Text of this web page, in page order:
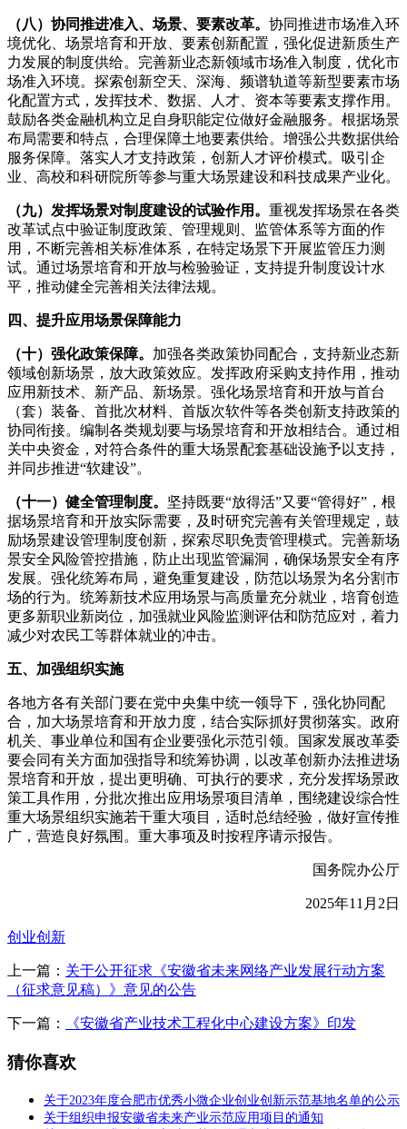
（八）协同推进准入、场景、要素改革。 协同推进市场准入环
境优化、场景培育和开放、要素创新配置，强化促进新质生产
力发展的制度供给。完善新业态新领域市场准入制度，优化市
场准入环境。探索创新空天、深海、频谱轨道等新型要素市场
化配置方式，发挥技术、数据、人才、资本等要素支撑作用。
鼓励各类金融机构立足自身职能定位做好金融服务。根据场景
布局需要和特点，合理保障土地要素供给。增强公共数据供给
服务保障。落实人才支持政策，创新人才评价模式。吸引企
业、高校和科研院所等参与重大场景建设和科技成果产业化。
（九）发挥场景对制度建设的试验作用。 重视发挥场景在各类
改革试点中验证制度政策、管理规则、监管体系等方面的作
用，不断完善相关标准体系，在特定场景下开展监管压力测
试。通过场景培育和开放与检验验证，支持提升制度设计水
平，推动健全完善相关法律法规。
四、提升应用场景保障能力
（十）强化政策保障。 加强各类政策协同配合，支持新业态新
领域创新场景，放大政策效应。发挥政府采购支持作用，推动
应用新技术、新产品、新场景。强化场景培育和开放与首台
（套）装备、首批次材料、首版次软件等各类创新支持政策的
协同衔接。编制各类规划要与场景培育和开放相结合。通过相
关中央资金，对符合条件的重大场景配套基础设施予以支持，
并同步推进“软建设”。
（十一）健全管理制度。 坚持既要“放得活”又要“管得好”，根
据场景培育和开放实际需要，及时研究完善有关管理规定，鼓
励场景建设管理制度创新，探索尽职免责管理模式。完善新场
景安全风险管控措施，防止出现监管漏洞，确保场景安全有序
发展。强化统筹布局，避免重复建设，防范以场景为名分割市
场的行为。统筹新技术应用场景与高质量充分就业，培育创造
更多新职业新岗位，加强就业风险监测评估和防范应对，着力
减少对农民工等群体就业的冲击。
五、加强组织实施
各地方各有关部门要在党中央集中统一领导下，强化协同配
合，加大场景培育和开放力度，结合实际抓好贯彻落实。政府
机关、事业单位和国有企业要强化示范引领。国家发展改革委
要会同有关方面加强指导和统筹协调，以改革创新办法推进场
景培育和开放，提出更明确、可执行的要求，充分发挥场景政
策工具作用，分批次推出应用场景项目清单，围绕建设综合性
重大场景组织实施若干重大项目，适时总结经验，做好宣传推
广，营造良好氛围。重大事项及时按程序请示报告。
国务院办公厅
2025年11月2日
创业创新
上一篇： 关于公开征求《安徽省未来网络产业发展行动方案
（征求意见稿）》意见的公告
下一篇： 《安徽省产业技术工程化中心建设方案》印发
猜你喜欢
关于2023年度合肥市优秀小微企业创业创新示范基地名单的公示
关于组织申报安徽省未来产业示范应用项目的通知